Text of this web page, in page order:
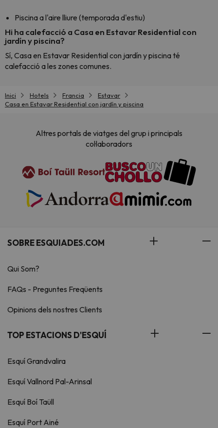
Piscina a l'aire lliure (temporada d'estiu)
Hi ha calefacció a Casa en Estavar Residential con
jardín y piscina?
Sí, Casa en Estavar Residential con jardín y piscina té
calefacció a les zones comunes.
Inici Hotels Francia
Estavar
Casa en Estavar Residential con jardín y piscina
Altres portals de viatges del grup i principals
col·laboradors
SOBRE ESQUIADES.COM
Qui Som?
FAQs - Preguntes Freqüents
Opinions dels nostres Clients
TOP ESTACIONS D'ESQUÍ
Esquí Grandvalira
Esquí Vallnord Pal-Arinsal
Esquí Boí Taüll
Esquí Port Ainé